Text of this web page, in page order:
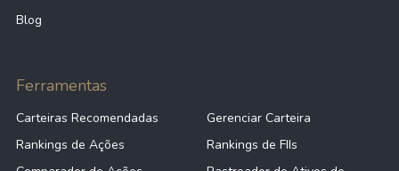
Blog
Ferramentas
Carteiras Recomendadas
Gerenciar Carteira
Rankings de Ações
Rankings de FIIs